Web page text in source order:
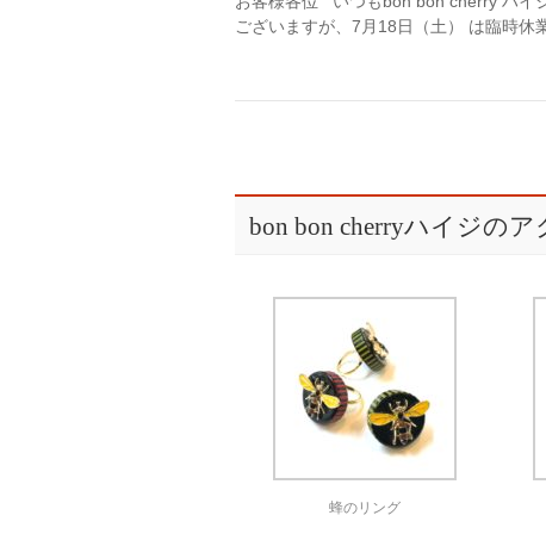
ございますが、7月18日（土） は臨時
bon bon cherryハイジの
蜂のリング